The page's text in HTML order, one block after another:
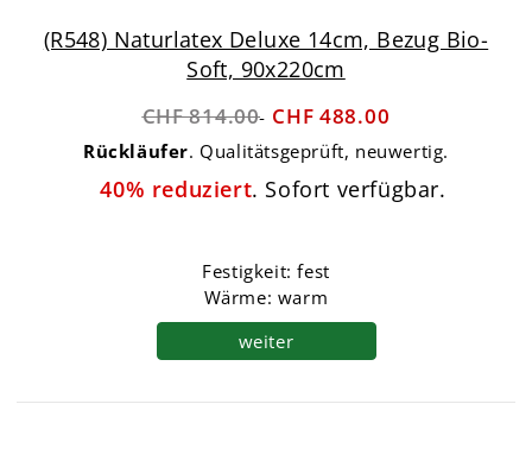
(R548) Naturlatex Deluxe 14cm, Bezug Bio-
Soft, 90x220cm
CHF 814.00 CHF 488.00
Rückläufer. Qualitätsgeprüft, neuwertig.
40% reduziert. Sofort verfügbar.
Festigkeit: fest
Wärme: warm
weiter